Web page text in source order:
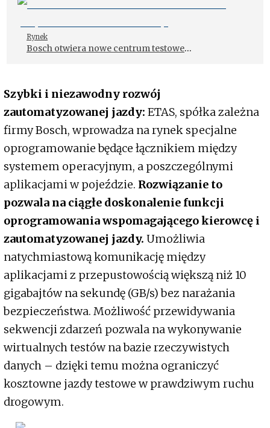
Rynek
Bosch otwiera nowe centrum testowe
Szybki i niezawodny rozwój
zautomatyzowanej jazdy: ETAS, spółka zależna
firmy Bosch, wprowadza na rynek specjalne
oprogramowanie będące łącznikiem między
systemem operacyjnym, a poszczególnymi
aplikacjami w pojeździe. Rozwiązanie to
pozwala na ciągłe doskonalenie funkcji
oprogramowania wspomagającego kierowcę i
zautomatyzowanej jazdy. Umożliwia
natychmiastową komunikację między
aplikacjami z przepustowością większą niż 10
gigabajtów na sekundę (GB/s) bez narażania
bezpieczeństwa. Możliwość przewidywania
sekwencji zdarzeń pozwala na wykonywanie
wirtualnych testów na bazie rzeczywistych
danych – dzięki temu można ograniczyć
kosztowne jazdy testowe w prawdziwym ruchu
drogowym.